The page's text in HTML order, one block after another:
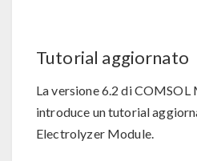
Tutorial aggiornato
La versione 6.2 di
introduce un tutorial
Electrolyzer Module.